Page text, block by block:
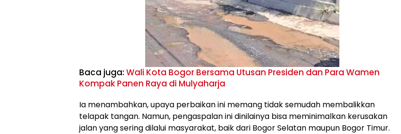
Baca juga: Wali Kota Bogor Bersama Utusan Presiden dan Para Wamen
Kompak Panen Raya di Mulyaharja
Ia menambahkan, upaya perbaikan ini memang tidak semudah membalikkan
telapak tangan. Namun, pengaspalan ini dinilainya bisa meminimalkan kerusakan
jalan yang sering dilalui masyarakat, baik dari Bogor Selatan maupun Bogor Timur.